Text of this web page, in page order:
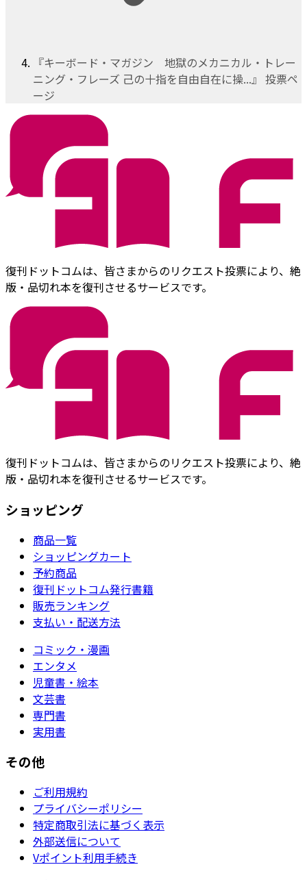
『キーボード・マガジン 地獄のメカニカル・トレー
ニング・フレーズ 己の十指を自由自在に操...』 投票ペ
ージ
復刊ドットコムは、皆さまからのリクエスト投票により、絶
版・品切れ本を復刊させるサービスです。
復刊ドットコムは、皆さまからのリクエスト投票により、絶
版・品切れ本を復刊させるサービスです。
ショッピング
商品一覧
ショッピングカート
予約商品
復刊ドットコム発行書籍
販売ランキング
支払い・配送方法
コミック・漫画
エンタメ
児童書・絵本
文芸書
専門書
実用書
その他
ご利用規約
プライバシーポリシー
特定商取引法に基づく表示
外部送信について
Vポイント利用手続き